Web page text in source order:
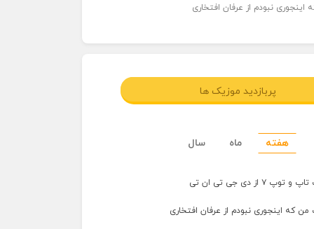
اینجوری نبودم از عرفان افتخاری
پربازدید موزیک ها
هفته ماه سال
۷ از دی جی تی ان تی
من که اینجوری نبودم از عرفان افتخاری